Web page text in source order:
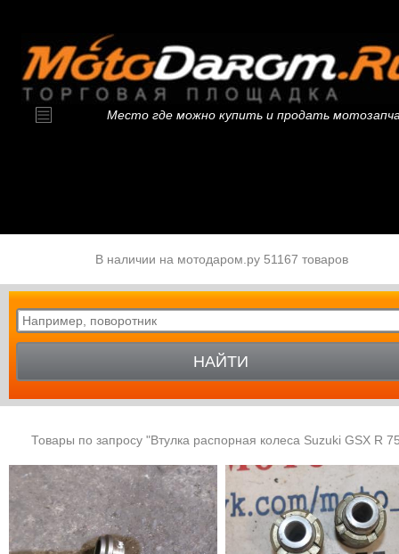
Место где можно купить и продать
В наличии на мотодаром.ру 51167 товаров
НАЙТИ
Товары по запросу "Втулка распорная колеса Suzuki GSX R